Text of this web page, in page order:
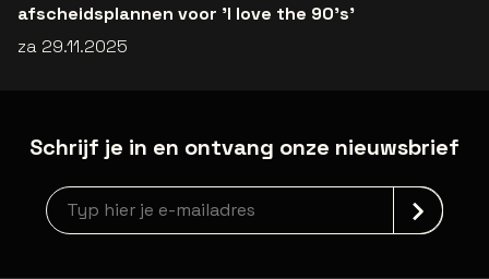
afscheidsplannen voor 'I love the 90’s'
za 29.11.2025
Schrijf je in en ontvang onze nieuwsbrief
Nieuwsbrief aanmelding